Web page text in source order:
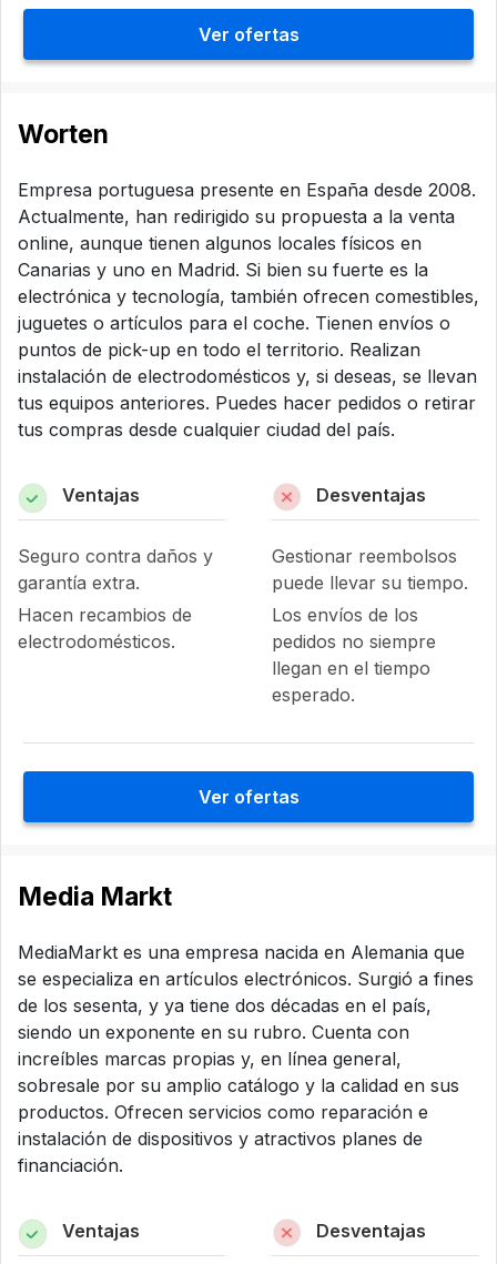
Ver ofertas
Worten
Empresa portuguesa presente en España desde 2008.
Actualmente, han redirigido su propuesta a la venta
online, aunque tienen algunos locales físicos en
Canarias y uno en Madrid. Si bien su fuerte es la
electrónica y tecnología, también ofrecen comestibles,
juguetes o artículos para el coche. Tienen envíos o
puntos de pick-up en todo el territorio. Realizan
instalación de electrodomésticos y, si deseas, se llevan
tus equipos anteriores. Puedes hacer pedidos o retirar
tus compras desde cualquier ciudad del país.
Ventajas
Seguro contra daños y
garantía extra.
Hacen recambios de
electrodomésticos.
Desventajas
Gestionar reembolsos
puede llevar su tiempo.
Los envíos de los
pedidos no siempre
llegan en el tiempo
esperado.
Ver ofertas
Media Markt
MediaMarkt es una empresa nacida en Alemania que
se especializa en artículos electrónicos. Surgió a fines
de los sesenta, y ya tiene dos décadas en el país,
siendo un exponente en su rubro. Cuenta con
increíbles marcas propias y, en línea general,
sobresale por su amplio catálogo y la calidad en sus
productos. Ofrecen servicios como reparación e
instalación de dispositivos y atractivos planes de
financiación.
Ventajas Desventajas